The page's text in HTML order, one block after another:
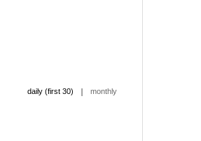
daily (first 30) | monthly